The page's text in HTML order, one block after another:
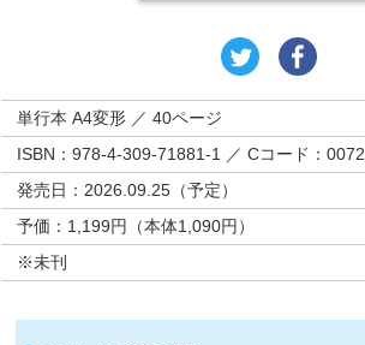
単行本 A4変形 ／ 40ページ
ISBN：978-4-309-71881-1 ／ Cコード：0072
発売日：2026.09.25（予定）
予価：1,199円（本体1,090円）
※未刊